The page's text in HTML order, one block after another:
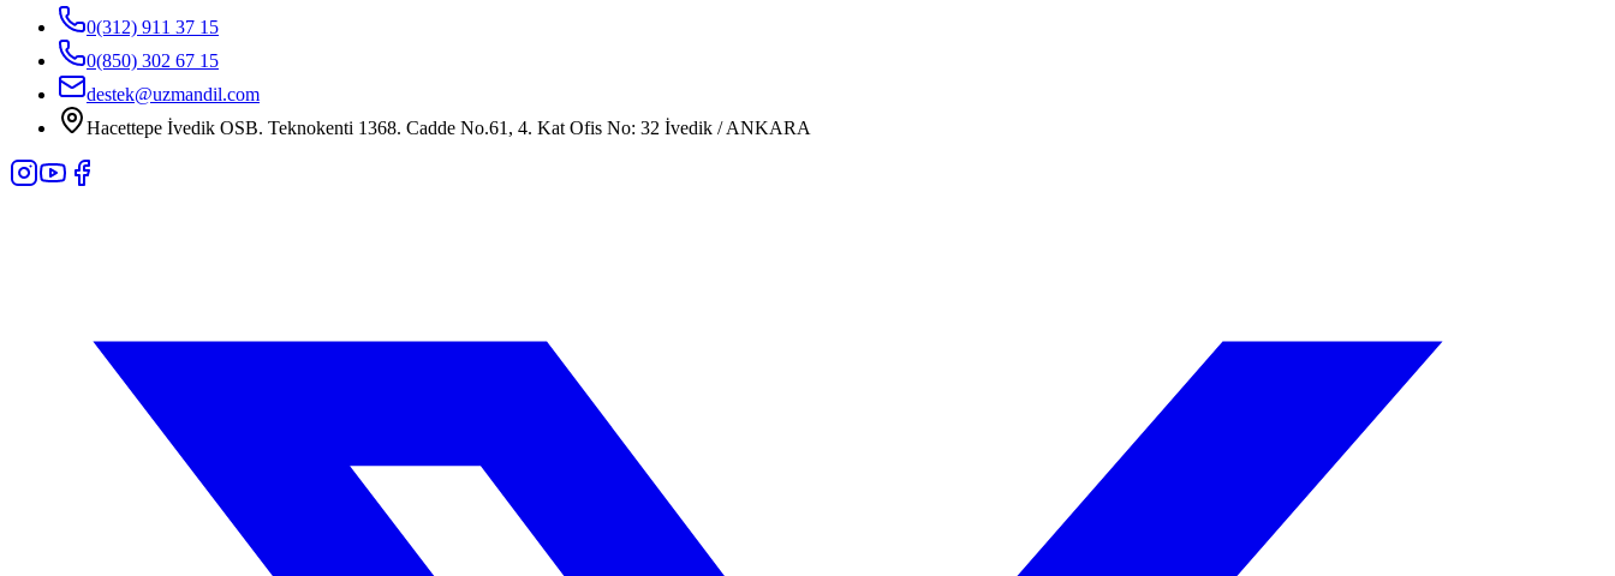
0(312) 911 37 15
0(850) 302 67 15
destek@uzmandil.com
Hacettepe İvedik OSB. Teknokenti 1368. Cadde No.61, 4. Kat Ofis No: 32 İvedik / ANKARA